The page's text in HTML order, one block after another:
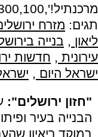
מרכנתיל!',300,100,true,55166,'Image','');},15]]);})
תגים: מזרח
ליאון , בנייה
עירונית , חדשות
ישראל היום ,
"חזון ירושלים":
הבנייה בעיר
במוקד ריאיון